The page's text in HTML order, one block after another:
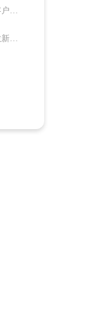
客服倾听的艺术：四大核心策略打造卓越客户体验
智能客服机器人：企业削减人力成本的高效新选择